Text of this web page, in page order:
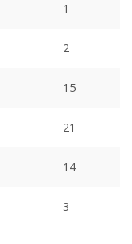
1
2
15
21
14
3